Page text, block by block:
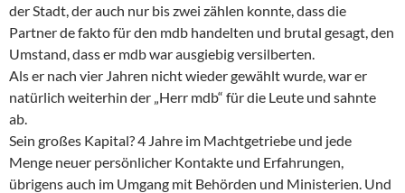
der Stadt, der auch nur bis zwei zählen konnte, dass die
Partner de fakto für den mdb handelten und brutal gesagt, den
Umstand, dass er mdb war ausgiebig versilberten.
Als er nach vier Jahren nicht wieder gewählt wurde, war er
natürlich weiterhin der „Herr mdb“ für die Leute und sahnte
ab.
Sein großes Kapital? 4 Jahre im Machtgetriebe und jede
Menge neuer persönlicher Kontakte und Erfahrungen,
übrigens auch im Umgang mit Behörden und Ministerien. Und